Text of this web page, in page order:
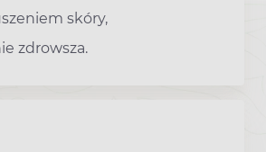
skóry,
zdrowsza.